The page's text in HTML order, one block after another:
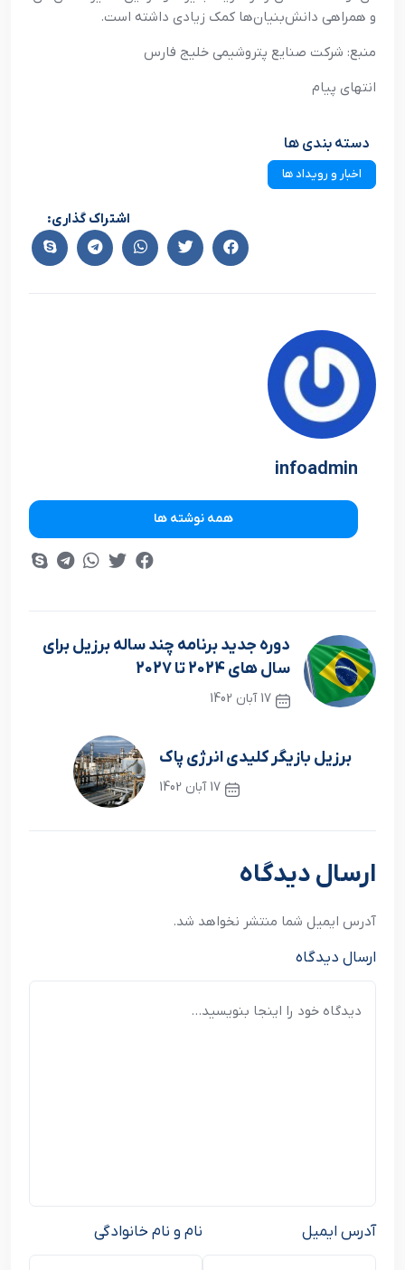
و همراهي دانش‌بنيان‌ها کمک زيادي داشته است.
منبع: شرکت صنايع پتروشيمي خليج فارس
انتهاي پيام
دسته بندی ها
اخبار و رویداد ها
اشتراک گذاری:
infoadmin
همه نوشته ها
دوره جديد برنامه چند ساله برزيل براي
سال هاي 2024 تا 2027
17 آبان 1402
برزيل بازيگر کليدي انرژي پاک
17 آبان 1402
ارسال دیدگاه
آدرس ایمیل شما منتشر نخواهد شد.
ارسال دیدگاه
نام و نام خانوادگی آدرس ایمیل